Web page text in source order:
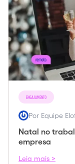
ENGAJAMENTO
Por Equipe
Natal no
empresa
Leia mais >